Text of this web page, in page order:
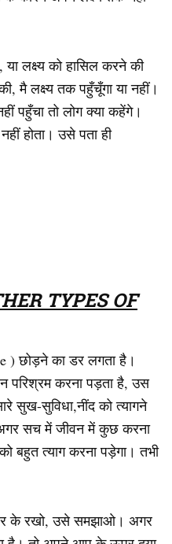
लक्ष्य को हासिल करने की
मै लक्ष्य तक पहुँचूँगा या नहीं।
पहुँचा तो लोग क्या कहेंगे।
होता। उसे पता ही
TYPES OF
) छोड़ने का डर लगता है।
परिश्रम करना पड़ता है, उस
सुख-सुविधा,नींद को त्यागने
सच में जीवन में कुछ करना
बहुत त्याग करना पड़ेगा। तभी
के रखो, उसे समझाओ। अगर